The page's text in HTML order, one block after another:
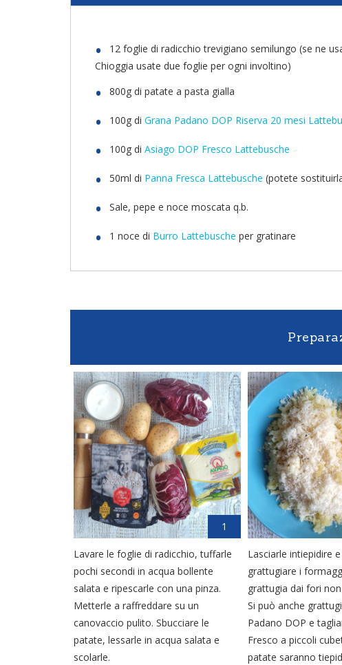
12 foglie di radicchio trevigiano semilungo (se ne
Chioggia usate due foglie per ogni involtino)
800g di patate a pasta gialla
100g di Grana Padano DOP Riserva 20 mesi
100g di Asiago DOP Fresco Lattebusche
50ml di Panna Fresca Lattebusche (potete
Sale, pepe e noce moscata q.b.
1 noce di Burro Lattebusche per gratinare
1
Lavare le foglie di radicchio, tuffarle
pochi secondi in acqua bollente
salata e ripescarle con una pinza.
Metterle a raffreddare su un
canovaccio pulito. Sbucciare le
patate, lessarle in acqua salata e
scolarle.
Lasciarle intiepidire
grattugiare i
grattugia dai fori
Si può anche
Padano DOP e
Fresco a piccoli
patate saranno